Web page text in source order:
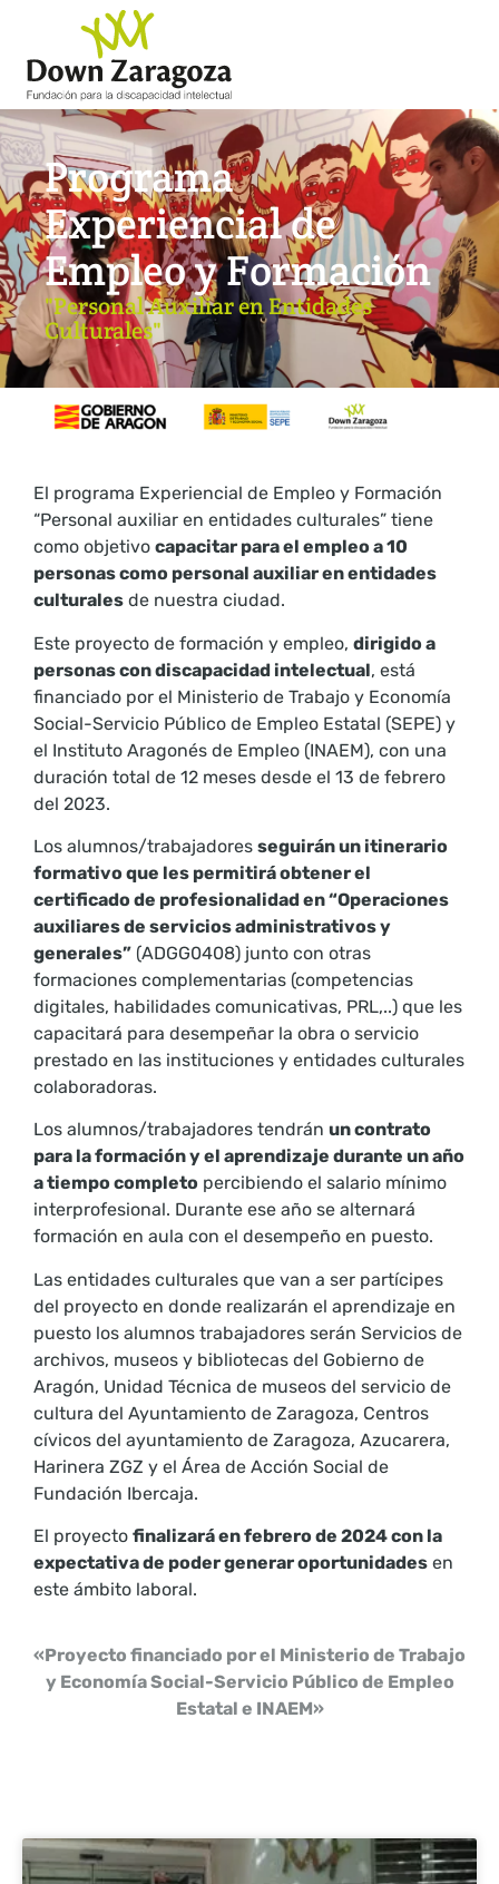
Programa
Experiencial de
Empleo y Formación
"Personal Auxiliar en Entidades
Culturales"
El programa Experiencial de Empleo y Formación
“Personal auxiliar en entidades culturales” tiene
como objetivo capacitar para el empleo a 10
personas como personal auxiliar en entidades
culturales de nuestra ciudad.
Este proyecto de formación y empleo, dirigido a
personas con discapacidad intelectual, está
financiado por el Ministerio de Trabajo y Economía
Social-Servicio Público de Empleo Estatal (SEPE) y
el Instituto Aragonés de Empleo (INAEM), con una
duración total de 12 meses desde el 13 de febrero
del 2023.
Los alumnos/trabajadores seguirán un itinerario
formativo que les permitirá obtener el
certificado de profesionalidad en “Operaciones
auxiliares de servicios administrativos y
generales” (ADGG0408) junto con otras
formaciones complementarias (competencias
digitales, habilidades comunicativas, PRL,..) que les
capacitará para desempeñar la obra o servicio
prestado en las instituciones y entidades culturales
colaboradoras.
Los alumnos/trabajadores tendrán un contrato
para la formación y el aprendizaje durante un año
a tiempo completo percibiendo el salario mínimo
interprofesional. Durante ese año se alternará
formación en aula con el desempeño en puesto.
Las entidades culturales que van a ser partícipes
del proyecto en donde realizarán el aprendizaje en
puesto los alumnos trabajadores serán Servicios de
archivos, museos y bibliotecas del Gobierno de
Aragón, Unidad Técnica de museos del servicio de
cultura del Ayuntamiento de Zaragoza, Centros
cívicos del ayuntamiento de Zaragoza, Azucarera,
Harinera ZGZ y el Área de Acción Social de
Fundación Ibercaja.
El proyecto finalizará en febrero de 2024 con la
expectativa de poder generaroportunidades en
este ámbito laboral.
«Proyecto financiado por el Ministerio de Trabajo
y Economía Social-Servicio Público de Empleo
Estatal e INAEM»